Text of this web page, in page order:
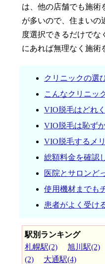
は、他の店舗でも施術
が多いので、住まいの
度選択できるだけでな
にあれば無理なく施術
クリニックの選
こんなクリニッ
VIO脱毛はどれ
VIO脱毛は恥ず
VIO脱毛するメ
総額料金を確認
医院とサロンど
使用機材までも
患者がよく受け
駅別ランキング
札幌駅(2)
旭川駅(2)
(2)
大通駅(4)